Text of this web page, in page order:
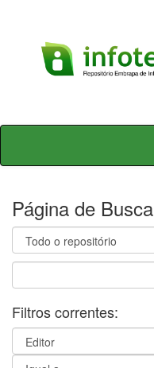
Skip
Página de Busca
Filtros correntes: